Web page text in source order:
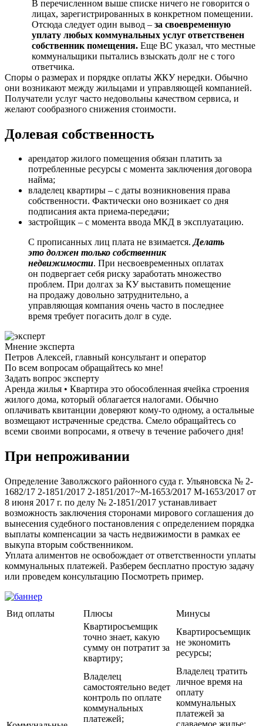
В перечисленном выше списке ничего не говорится о
лицах, зарегистрированных в конкретном помещении.
Отсюда следует один вывод – за своевременную
уплату любых коммунальных услуг ответственен
собственник помещения. Еще ВС указал, что местные
коммунальщики пытались взыскать долг не с того
ответчика.
Споры о размерах и порядке оплаты ЖКУ нередки. Обычно
они возникают между жильцами и управляющей компанией.
Получатели услуг часто недовольны качеством сервиса, и
желают сообразного снижения стоимости.
Долевая собственность
арендатор жилого помещения обязан платить за
потребленные ресурсы с момента заключения договора
найма;
владелец квартиры – с даты возникновения права
собственности. Фактически оно возникает со дня
подписания акта приема-передачи;
застройщик – с момента ввода МКД в эксплуатацию.
С прописанных лиц плата не взимается.Делать
это должен только собственник
недвижимости. При несвоевременных оплатах
он подвергает себя риску заработать множество
проблем. При долгах за КУ выставить помещение
на продажу довольно затруднительно, а
управляющая компания очень часто в последнее
время требует погасить долг в суде.
Мнение эксперта
Петров Алексей, главный консультант и оператор
По всем вопросам обращайтесь ко мне!
Задать вопрос эксперту
Аренда жилья • Квартира это обособленная ячейка строения
жилого дома, который облагается налогами. Обычно
оплачивать квитанции доверяют кому-то одному, а остальные
возмещают истраченные средства. Смело обращайтесь со
всеми своими вопросами, я отвечу в течение рабочего дня!
При непроживании
Определение Заволжского районного суда г. Ульяновска № 2-
1682/17 2-1851/2017 2-1851/2017~М-1653/2017 М-1653/2017 от
8 июня 2017 г. по делу № 2-1851/2017 устанавливает
возможность заключения сторонами мирового соглашения до
вынесения судебного постановления с определением порядка
выплаты компенсации за часть недвижимости в рамках ее
выкупа вторым собственником.
Уплата алиментов не освобождает от ответственности уплаты
коммунальных платежей. Разберем бесплатно простую задачу
или проведем консультацию Посмотреть пример.
Вид оплаты Плюсы Минусы
Квартиросъемщик
точно знает, какую
сумму он потратит за
квартиру;
Квартиросъемщик
не экономить
ресурсы;
Владелец
самостоятельно ведет
контроль по оплате
коммунальных
платежей;
Владелец тратить
личное время на
оплату
коммунальных
платежей за